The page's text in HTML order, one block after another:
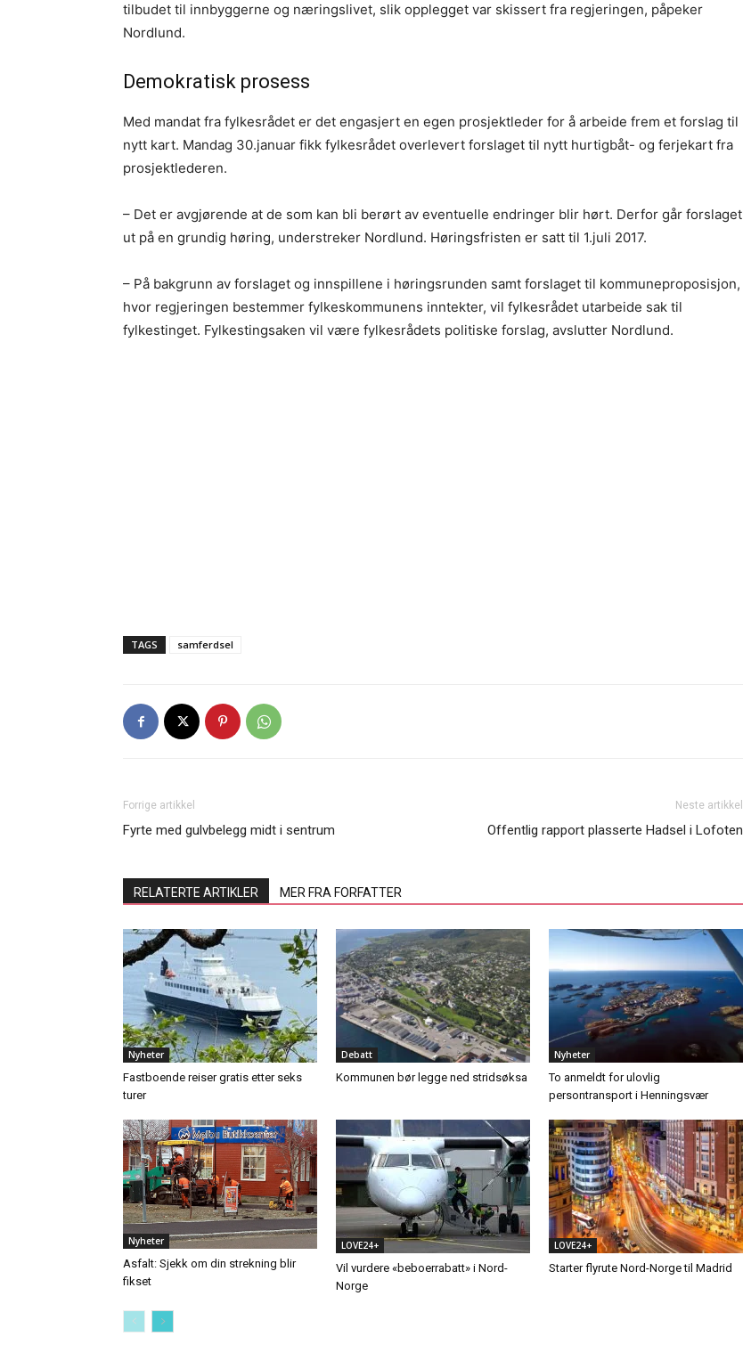
tilbudet til innbyggerne og næringslivet, slik opplegget var skissert fra regjeringen, påpeker
Nordlund.
Demokratisk prosess
Med mandat fra fylkesrådet er det engasjert en egen prosjektleder for å arbeide frem et forslag til
nytt kart. Mandag 30.januar fikk fylkesrådet overlevert forslaget til nytt hurtigbåt- og ferjekart fra
prosjektlederen.
– Det er avgjørende at de som kan bli berørt av eventuelle endringer blir hørt. Derfor går forslaget
ut på en grundig høring, understreker Nordlund. Høringsfristen er satt til 1.juli 2017.
– På bakgrunn av forslaget og innspillene i høringsrunden samt forslaget til kommuneproposisjon,
hvor regjeringen bestemmer fylkeskommunens inntekter, vil fylkesrådet utarbeide sak til
fylkestinget. Fylkestingsaken vil være fylkesrådets politiske forslag, avslutter Nordlund.
TAGS samferdsel
Forrige artikkel
Fyrte med gulvbelegg midt i sentrum
Neste artikkel
Offentlig rapport plasserte Hadsel i Lofoten
RELATERTE ARTIKLER MER FRA FORFATTER
Nyheter
Fastboende reiser gratis etter seks
turer
Debatt
Kommunen bør legge ned stridsøksa
Nyheter
To anmeldt for ulovlig
persontransport i Henningsvær
Nyheter
Asfalt: Sjekk om din strekning blir
fikset
LOVE24+
Vil vurdere «beboerrabatt» i Nord-
Norge
LOVE24+
Starter flyrute Nord-Norge til Madrid